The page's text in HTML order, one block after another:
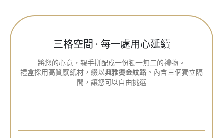
三格空間 · 每一處用心延續
將您的心意，親手拼配成一份獨一無二的禮物。
禮盒採用高質感紙材，綴以典雅燙金紋路 。內含三個獨立隔
間，讓您可以自由挑選